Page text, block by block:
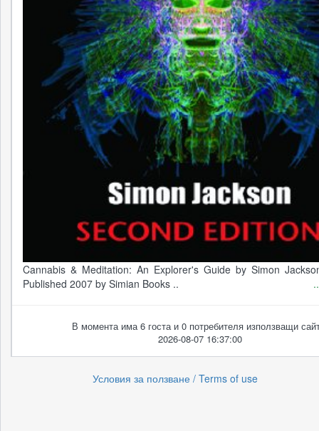
Cannabis & Meditation: An Explorer's Guide by Simon
Published 2007 by Simian Books ..
В момента има 6 госта и 0 потребителя използващи
2026-08-07 16:37:00
Условия за ползване / Terms of use